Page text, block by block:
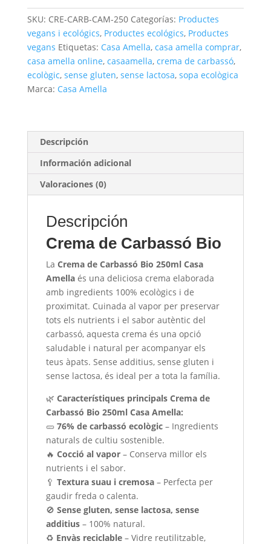
i
Suau
cantidad
SKU: CRE-CARB-CAM-250 Categorías: Productes
vegans i ecológics, Productes ecológics, Productes
vegans Etiquetas: Casa Amella, casa amella comprar,
casa amella online, casaamella, crema de carbassó,
ecològic, sense gluten, sense lactosa, sopa ecològica
Marca: Casa Amella
Descripción
Información adicional
Valoraciones (0)
Descripción
Crema de Carbassó Bio
La Crema de Carbassó Bio 250ml Casa
Amella és una deliciosa crema elaborada
amb ingredients 100% ecològics i de
proximitat. Cuinada al vapor per preservar
tots els nutrients i el sabor autèntic del
carbassó, aquesta crema és una opció
saludable i natural per acompanyar els
teus àpats. Sense additius, sense gluten i
sense lactosa, és ideal per a tota la família.
🌿 Característiques principals Crema de
Carbassó Bio 250ml Casa Amella:
🥒 76% de carbassó ecològic– Ingredients
naturals de cultiu sostenible.
🔥 Cocció al vapor– Conserva millor els
nutrients i el sabor.
🥄 Textura suau i cremosa– Perfecta per
gaudir freda o calenta.
🚫 Sense gluten, sense lactosa, sense
additius– 100% natural.
♻ Envàs reciclable– Vidre reutilitzable,